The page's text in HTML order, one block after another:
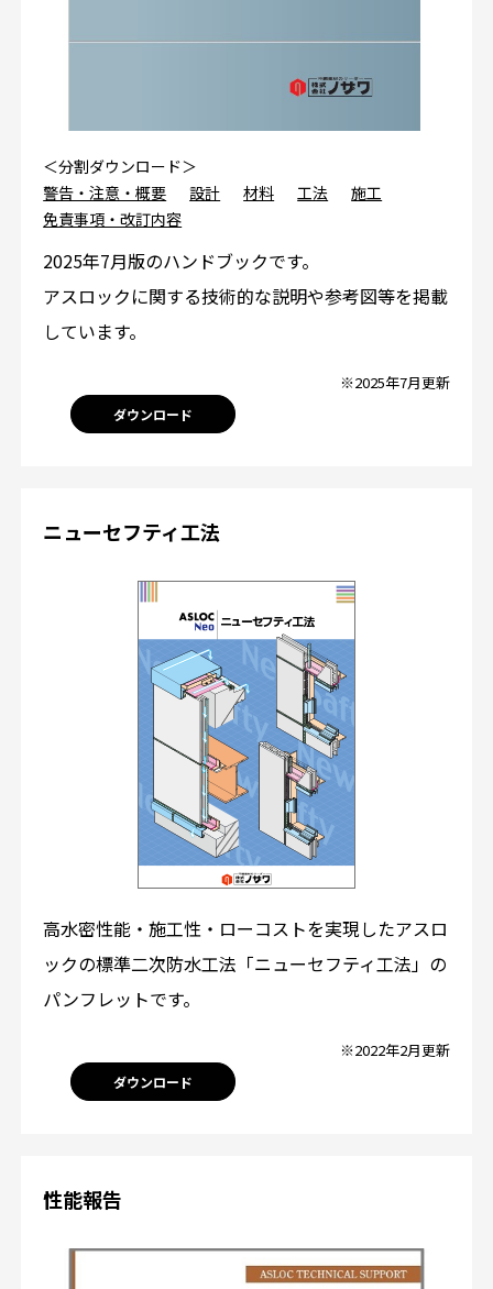
＜分割ダウンロード＞
警告・注意・概要
設計 材料 工法
施工
免責事項・改訂内容
2025年7月版のハンドブックです。
アスロックに関する技術的な説明や参考図等を掲載
しています。
※2025年7月更新
ダウンロード
ニューセフティ工法
高水密性能・施工性・ローコストを実現したアスロ
ックの標準二次防水工法「ニューセフティ工法」の
パンフレットです。
※2022年2月更新
ダウンロード
性能報告